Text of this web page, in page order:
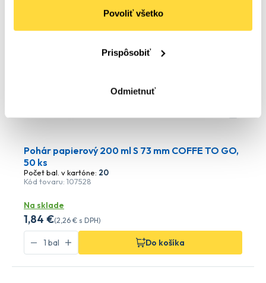
Povoliť všetko
Prispôsobiť
Odmietnuť
Pohár papierový 200 ml S 73 mm COFFE TO GO,
50 ks
Počet bal. v kartóne: 20
Kód tovaru: 107528
Na sklade
1,84 €(2,26 € s DPH)
Do košíka